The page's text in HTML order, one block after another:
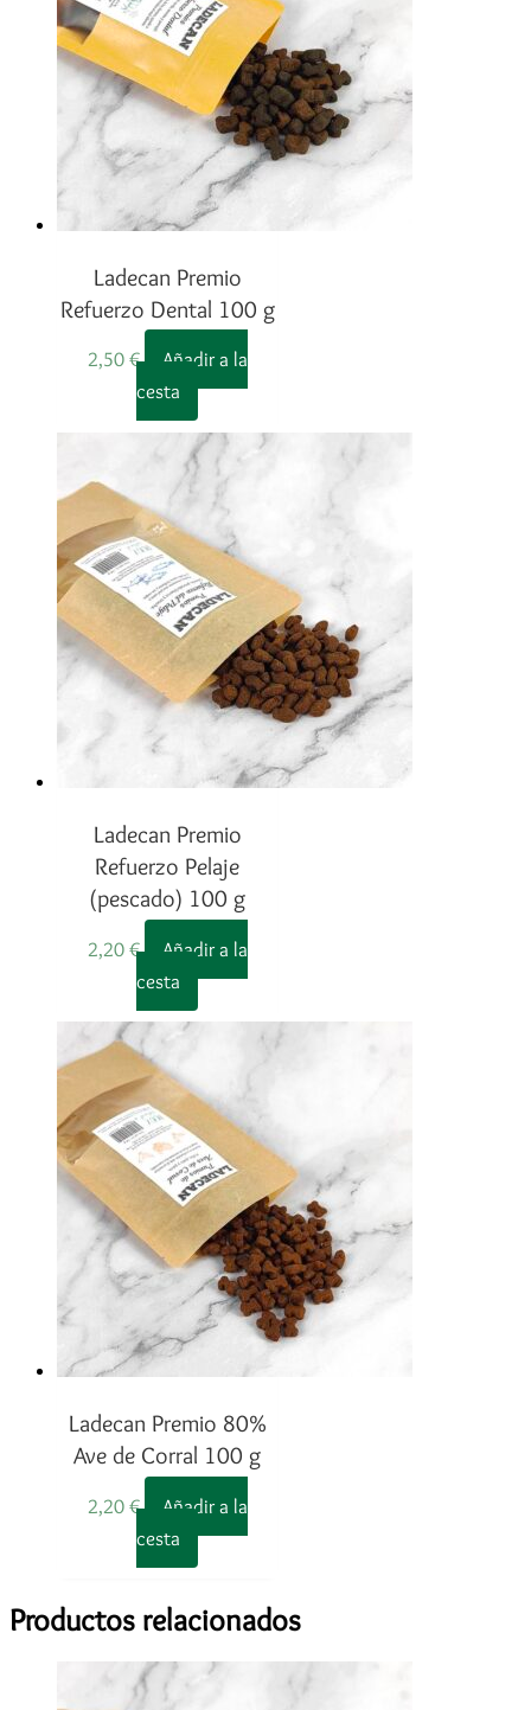
Ladecan Premio
Refuerzo Dental 100 g
2,50 €
Añadir a la
cesta
Ladecan Premio
Refuerzo Pelaje
(pescado) 100 g
2,20 €
Añadir a la
cesta
Ladecan Premio 80%
Ave de Corral 100 g
2,20 €
Añadir a la
cesta
Productos relacionados